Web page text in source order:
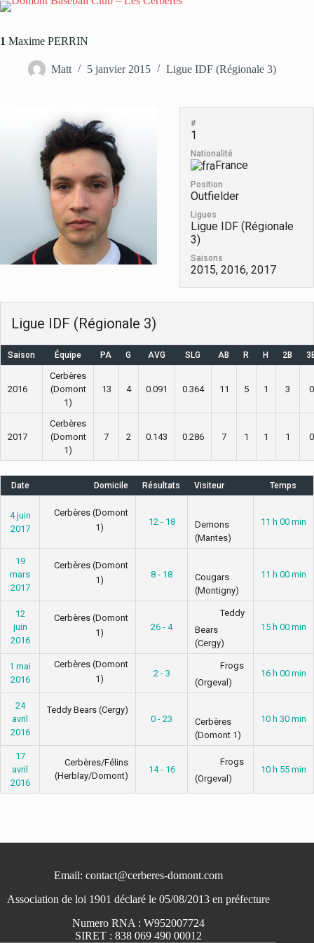
Passer
1 Maxime PERRIN
Matt 5 janvier 2015 Ligue IDF (Régionale 3)
#
1
Nationalité
France
Position
Outfielder
Ligues
Ligue IDF (Régionale
3)
Saisons
2015, 2016, 2017
Ligue IDF (Régionale 3)
Saison Équipe PA G AVG SLG AB R H 2B
2016
Cerbères
(Domont
1)
13 4 0.091 0.364 11 5 1 3 0
2017
Cerbères
(Domont
1)
7 2 0.143 0.286 7 1 1 1 0
Date Domicile Résultats Visiteur Temps
4 juin
2017
Cerbères (Domont
1)
12 - 18
Demons
(Mantes)
11 h 00 min
19
mars
2017
Cerbères (Domont
1)
8 - 18
Cougars
(Montigny)
11 h 00 min
12
juin
2016
Cerbères (Domont
1)
26 - 4
Teddy
Bears
(Cergy)
15 h 00 min
1 mai
2016
Cerbères (Domont
1)
2 - 3
Frogs
(Orgeval)
16 h 00 min
24
avril
2016
Teddy Bears (Cergy)
0 - 23
Cerbères
(Domont 1)
10 h 30 min
17
avril
2016
Cerbères/Félins
(Herblay/Domont)
14 - 16
Frogs
(Orgeval)
10 h 55 min
Email: contact@cerberes-domont.com
Association de loi 1901 déclaré le 05/08/2013 en préfecture
Numero RNA : W952007724
SIRET : 838 069 490 00012